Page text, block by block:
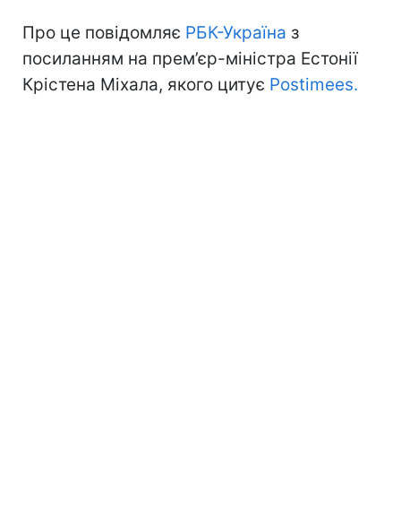
Про це повідомляє РБК-Україна з
посиланням на прем’єр-міністра Естонії
Крістена Міхала, якого цитує Postimees.